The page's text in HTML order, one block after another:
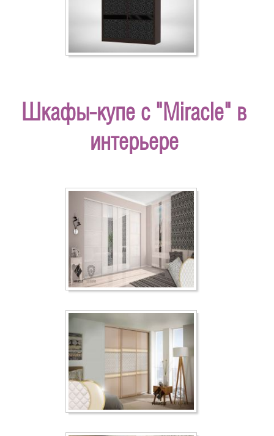
Шкафы-купе с "Miracle" в
интерьере